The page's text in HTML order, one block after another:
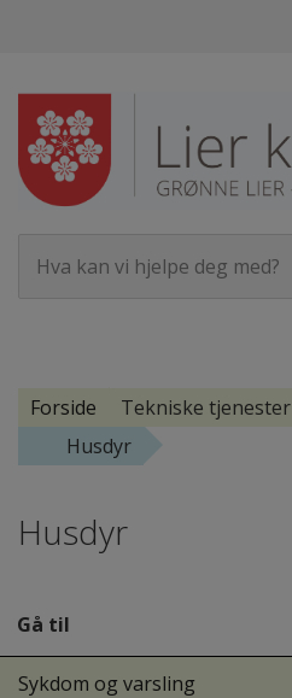
Forside Tekniske tjenester
Husdyr
Husdyr
Gå til
Sykdom og varsling